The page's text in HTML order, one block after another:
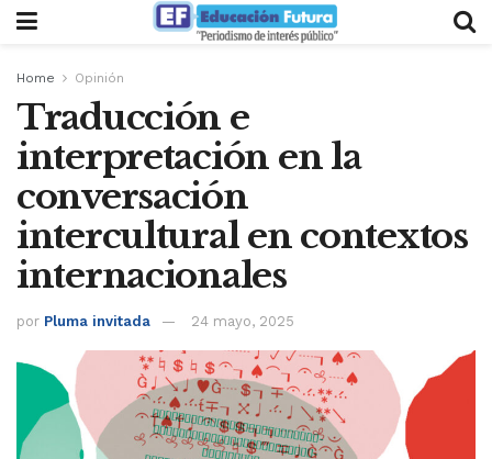
Home Opinión
Traducción e
interpretación en la
conversación
intercultural en contextos
internacionales
por Pluma invitada 24 mayo, 2025